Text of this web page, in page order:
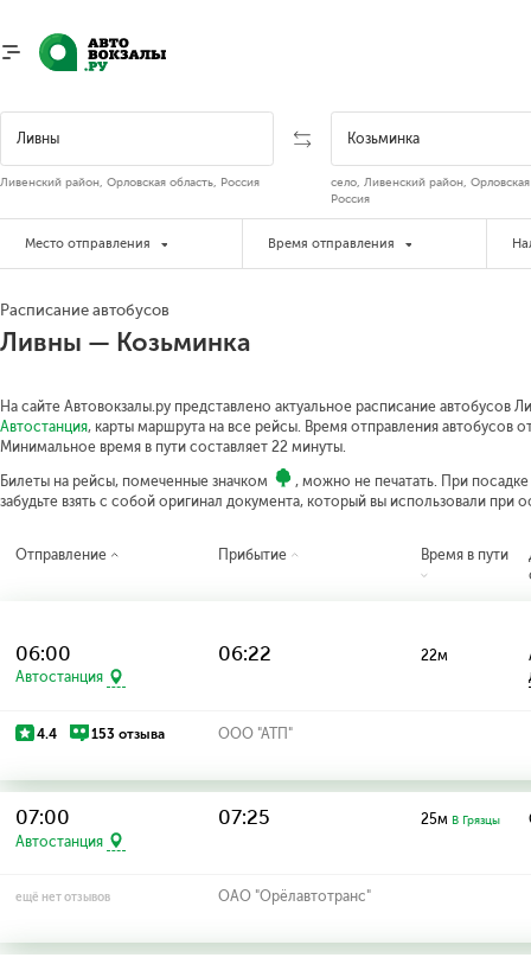
Ливенский район, Орловская область, Россия
село, Ливенский район, Орловская
Россия
Место отправления Время отправления
Расписание автобусов
Ливны — Козьминка
На сайте Автовокзалы.ру представлено актуальное расписание автобусов
Автостанция, карты маршрута на все рейсы. Время отправления автобусов
Минимальное время в пути составляет 22 минуты.
Билеты на рейсы, помеченные значком
, можно не печатать. При
забудьте взять с собой оригинал документа, который вы использовали при
Отправление Прибытие Время в пути
06:00
Автостанция
06:22 22м
4.4 153 отзыва ООО "АТП"
07:00
Автостанция
07:25 25м В Грязцы
ещё нет отзывов ОАО "Орёлавтотранс"